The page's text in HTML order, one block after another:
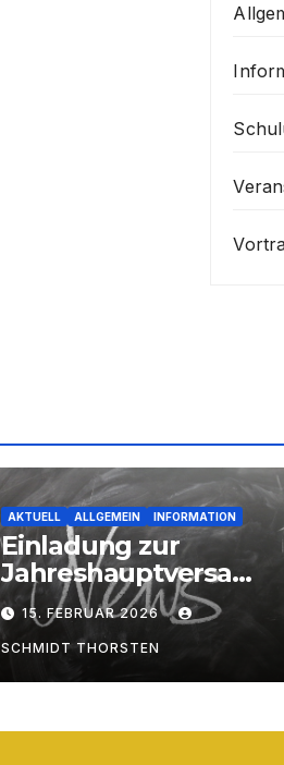
AKTUELL ALLGEMEIN INFORMATION
Einladung zur
Jahreshauptversam
mlung 2026
15. FEBRUAR 2026
SCHMIDT THORSTEN